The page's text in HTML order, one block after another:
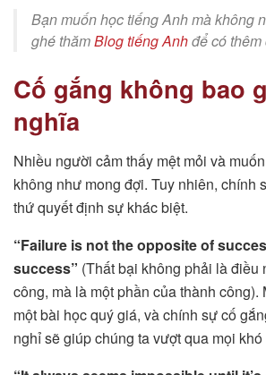
Bạn muốn học tiếng Anh mà không
ghé thămBlog tiếng Anhđể có
Cố gắng không bao
nghĩa
Nhiều người cảm thấy mệt mỏi và
không như mong đợi. Tuy nhiên, chính
thứ quyết định sự khác biệt.
“Failure is not the opposite of
success” (Thất bại không phải là điều
công, mà là một phần của thành công).
một bài học quý giá, và chính sự cố
nghỉ sẽ giúp chúng ta vượt qua mọi khó